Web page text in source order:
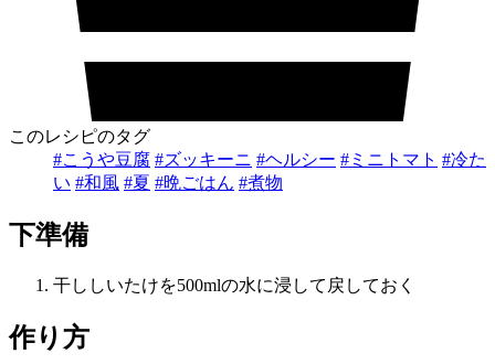
このレシピのタグ
#こうや豆腐 #ズッキーニ #ヘルシー #ミニトマト #冷た
い #和風 #夏 #晩ごはん #煮物
下準備
干ししいたけを500mlの水に浸して戻しておく
作り方